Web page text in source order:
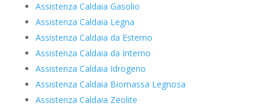
Assistenza Caldaia Gasolio
Assistenza Caldaia Legna
Assistenza Caldaia da Esterno
Assistenza Caldaia da Interno
Assistenza Caldaia Idrogeno
Assistenza Caldaia Biomassa Legnosa
Assistenza Caldaia Zeolite